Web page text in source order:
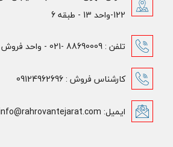
122-واحد 13 - طبقه 6
تلفن : 88690009 -021 - واحد فروش داخلی 1
کارشناس فروش : 09124962696
ایمیل: info@rahrovantejarat.com